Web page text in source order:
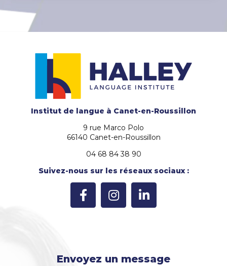
Institut de langue à Canet-en-Roussillon
9 rue Marco Polo
66140 Canet-en-Roussillon
04 68 84 38 90
Suivez-nous sur les réseaux sociaux :
Envoyez un message